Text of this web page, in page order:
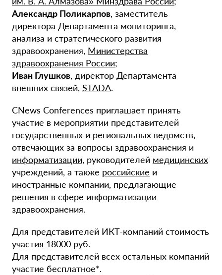
Александр Поликарпов, заместитель
директора Департамента мониторинга,
анализа и стратегического развития
здравоохранения, Министерства
здравоохранения России;
Иван Глушков, директор Департамента
внешних связей, STADA.
CNews Conferences приглашает принять
участие в мероприятии представителей
государственных и региональных ведомств,
отвечающих за вопросы здравоохранения и
информатизации, руководителей медицинских
учреждений, а также российские и
иностранные компании, предлагающие
решения в сфере информатизации
здравоохранения.
Для представителей ИКТ-компаний стоимость
участия 18000 руб.
Для представителей всех остальных компаний
участие бесплатное*.